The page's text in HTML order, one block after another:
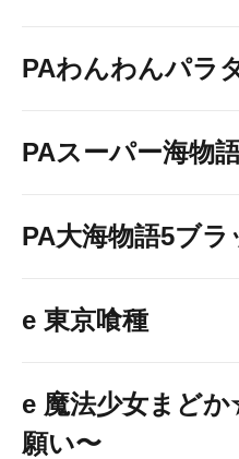
PAわんわんパラ
PAスーパー海物
PA大海物語5ブラ
e 東京喰種
e 魔法少女まど
願い〜